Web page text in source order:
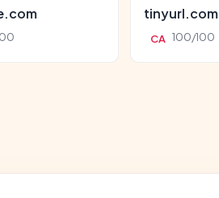
tinyurl.com
CA 100/100